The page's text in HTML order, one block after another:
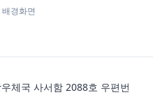
배경화면
체국 사서함 2088호 우편번